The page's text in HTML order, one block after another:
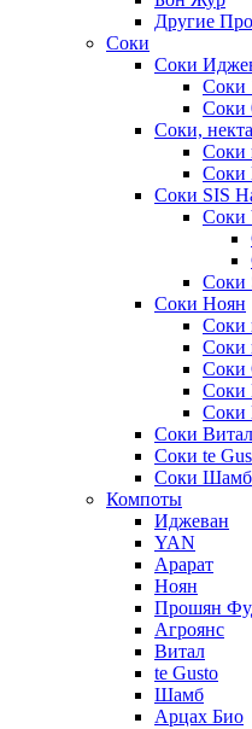
Другие
Соки
Соки
Соки
Соки
Соки,
Соки
Соки
Соки SIS
Соки
Соки
Соки Ноян
Соки
Соки
Соки
Соки
Соки
Соки Витал
Соки te
Соки Шамб
Компоты
Иджеван
YAN
Арарат
Ноян
Прошян
Агроянс
Витал
te Gusto
Шамб
Арцах Био